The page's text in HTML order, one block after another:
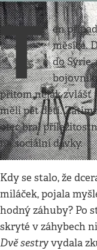
T
en
měsíce.
do
přitom nějak zvlášť
měli pět dětí.
otec bral
na sociální dávky.
Kdy se stalo, že
miláček, pojala
hodný záhuby? Po
skryté v záhybech
Dvě sestryvydala